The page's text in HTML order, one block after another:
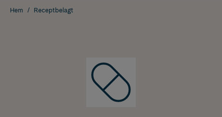
Hem Receptbelagt